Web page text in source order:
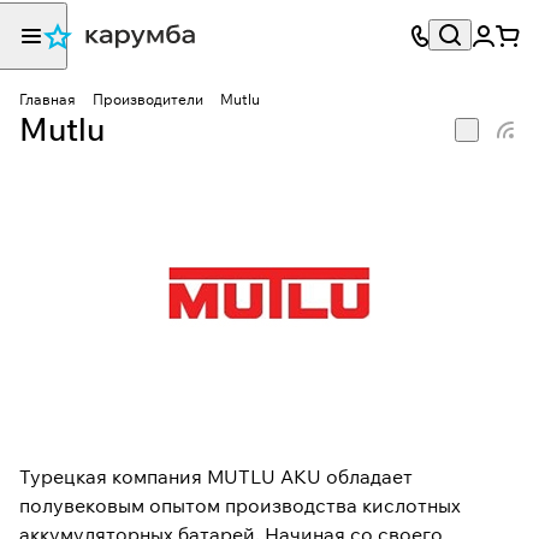
Главная Производители Mutlu
Mutlu
Турецкая компания MUTLU AKU обладает
полувековым опытом производства кислотных
аккумуляторных батарей. Начиная со своего